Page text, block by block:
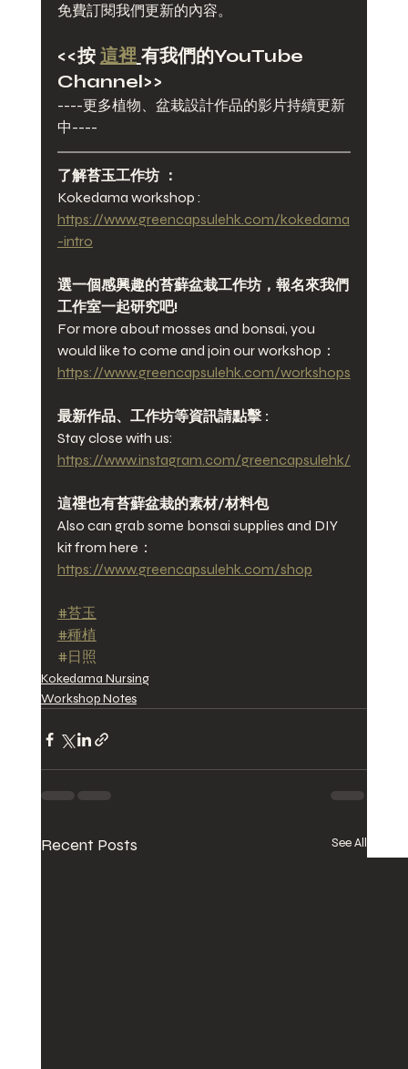
免費訂閱我們更新的內容。
<<按 這裡 有我們的YouTube
Channel>>
----更多植物、盆栽設計作品的影片持續更新
中----
了解苔玉工作坊 ：
Kokedama workshop :
https://www.greencapsulehk.com/kokedama
-intro
選一個感興趣的苔蘚盆栽工作坊，報名來我們
工作室一起研究吧!
For more about mosses and bonsai, you
would like to come and join our workshop：
https://www.greencapsulehk.com/workshops
最新作品、工作坊等資訊請點擊 :
Stay close with us:
https://www.instagram.com/greencapsulehk/
這𥚃也有苔蘚盆栽的素材/材料包
Also can grab some bonsai supplies and DIY
kit from here：
https://www.greencapsulehk.com/shop
#苔玉
#種植
#日照
Kokedama Nursing
Workshop Notes
Recent Posts See All